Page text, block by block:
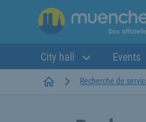
City hall Events
StartseiteRecherche de